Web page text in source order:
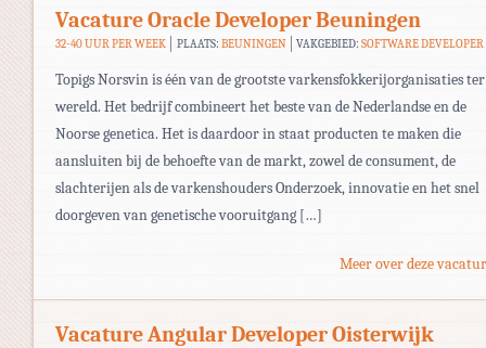
Vacature Oracle Developer Beuningen
32-40 UUR PER WEEK PLAATS: BEUNINGEN VAKGEBIED:SOFTWARE DEVELOPER
Topigs Norsvin is één van de grootste varkensfokkerijorganisaties ter
wereld. Het bedrijf combineert het beste van de Nederlandse en de
Noorse genetica. Het is daardoor in staat producten te maken die
aansluiten bij de behoefte van de markt, zowel de consument, de
slachterijen als de varkenshouders Onderzoek, innovatie en het snel
doorgeven van genetische vooruitgang […]
Meer over deze
Vacature Angular Developer Oisterwijk